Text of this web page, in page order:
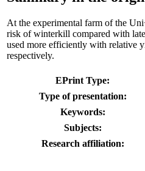
At the experimental farm of the
risk of winterkill compared with
used more efficiently with relative
respectively.
EPrint Type:
Type of presentation:
Keywords:
Subjects:
Research affiliation: